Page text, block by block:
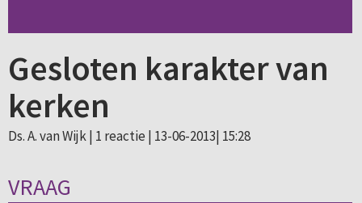
Gesloten karakter van
kerken
Ds. A. van Wijk | 1 reactie | 13-06-2013| 15:28
VRAAG